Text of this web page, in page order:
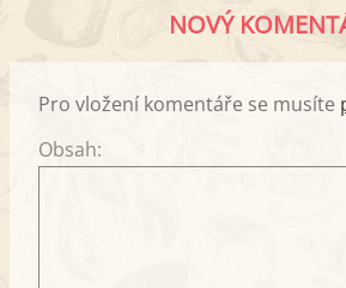
NOVÝ
Pro vložení komentáře se musíte
Obsah: